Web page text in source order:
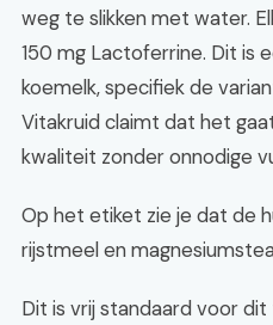
weg te slikken met water.
150 mg Lactoferrine. Dit is
koemelk, specifiek de
Vitakruid claimt dat het
kwaliteit zonder onnodige
Op het etiket zie je dat de
rijstmeel en
Dit is vrij standaard voor